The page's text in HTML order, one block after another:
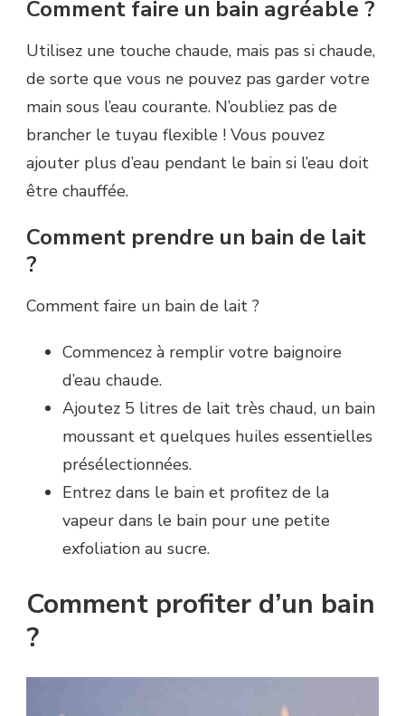
Comment faire un bain agréable ?
Utilisez une touche chaude, mais pas si chaude,
de sorte que vous ne pouvez pas garder votre
main sous l’eau courante. N’oubliez pas de
brancher le tuyau flexible ! Vous pouvez
ajouter plus d’eau pendant le bain si l’eau doit
être chauffée.
Comment prendre un bain de lait
?
Comment faire un bain de lait ?
Commencez à remplir votre baignoire
d’eau chaude.
Ajoutez 5 litres de lait très chaud, un bain
moussant et quelques huiles essentielles
présélectionnées.
Entrez dans le bain et profitez de la
vapeur dans le bain pour une petite
exfoliation au sucre.
Comment profiter d’un bain
?